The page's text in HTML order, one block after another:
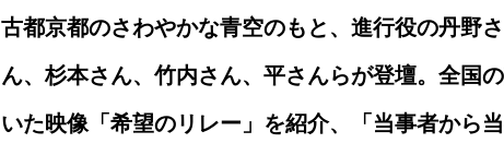
古都京都のさわやかな青空のもと、進行役の丹野
ん、杉本さん、竹内さん、平さんらが登壇。全国
いた映像「希望のリレー」を紹介、「当事者から